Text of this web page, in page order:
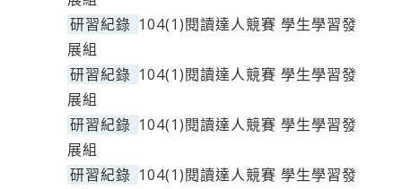
研習紀錄 104(1)閱讀達人競賽 學生學習發
展組
研習紀錄 104(1)閱讀達人競賽 學生學習發
展組
研習紀錄 104(1)閱讀達人競賽 學生學習發
展組
研習紀錄 104(1)閱讀達人競賽 學生學習發